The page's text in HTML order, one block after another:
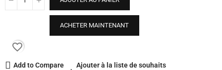
ACHETER MAINTENANT
favorite_border
Add to Compare
Ajouter à la liste de souhaits